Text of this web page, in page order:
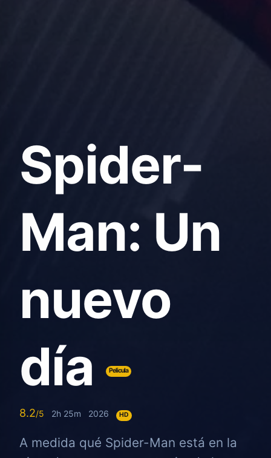
Spider-
Man: Un
nuevo
día
Pelicula
8.2 2h 25m 2026 HD
A medida qué Spider-Man está en la